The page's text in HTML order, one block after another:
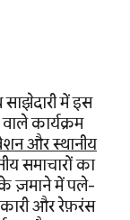
में इस
कार्यक्रम
और स्थानीय
समाचारों का
ज़माने में पले-
और रेफ़रंस